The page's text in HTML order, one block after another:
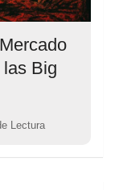
Big
Lectura